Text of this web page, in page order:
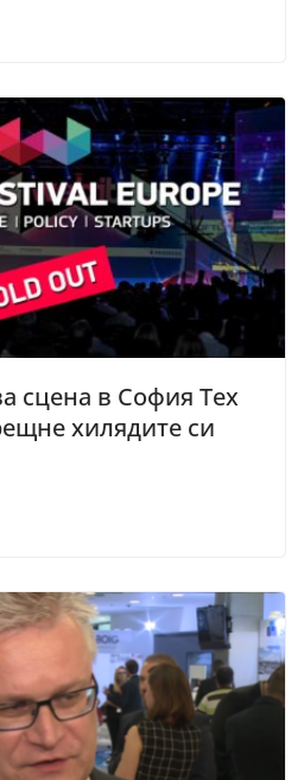
сцена в София Тех
хилядите си